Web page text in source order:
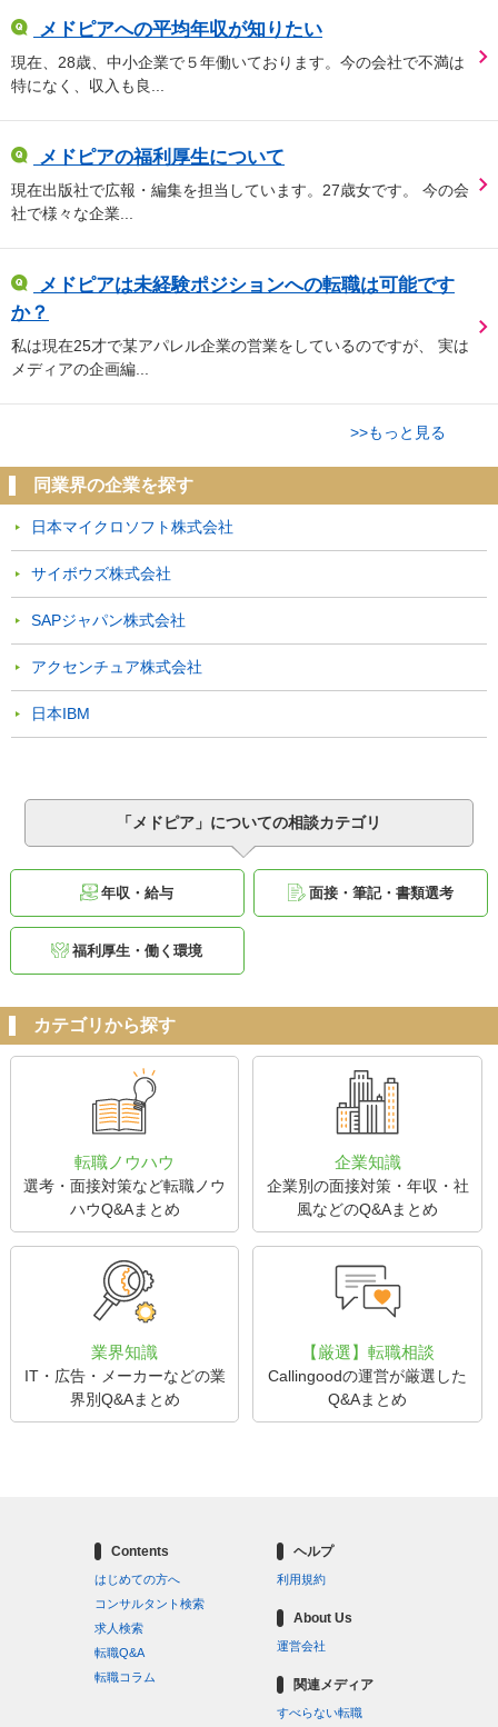
メドピアへの平均年収が知りたい
現在、28歳、中小企業で５年働いております。今の会社で不満は
特になく、収入も良...
メドピアの福利厚生について
現在出版社で広報・編集を担当しています。27歳女です。 今の会
社で様々な企業...
メドピアは未経験ポジションへの転職は可能です
か？
私は現在25才で某アパレル企業の営業をしているのですが、 実は
メディアの企画編...
>>もっと見る
同業界の企業を探す
日本マイクロソフト株式会社
サイボウズ株式会社
SAPジャパン株式会社
アクセンチュア株式会社
日本IBM
「メドピア」についての相談カテゴリ
年収・給与 面接・筆記・書類選考
福利厚生・働く環境
カテゴリから探す
転職ノウハウ
選考・面接対策など転職ノウ
ハウQ&Aまとめ
企業知識
企業別の面接対策・年収・社
風などのQ&Aまとめ
業界知識
IT・広告・メーカーなどの業
界別Q&Aまとめ
【厳選】転職相談
Callingoodの運営が厳選した
Q&Aまとめ
Contents
はじめての方へ
コンサルタント検索
求人検索
転職Q&A
転職コラム
ヘルプ
利用規約
About Us
運営会社
関連メディア
すべらない転職